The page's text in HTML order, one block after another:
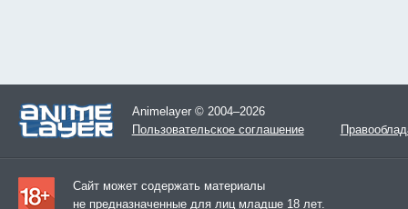
Animelayer © 2004–2026
Пользовательское соглашение
Сайт может содержать материалы
не предназначенные для лиц младше 18 лет.